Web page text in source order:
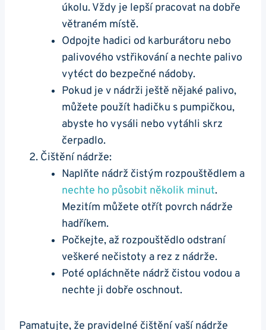
úkolu. Vždy‍ je lepší pracovat na⁣ dobře
větraném místě.
Odpojte hadici od karburátoru nebo
palivového vstřikování a nechte​ palivo
vytéct ‌do bezpečné ​nádoby.
Pokud je v nádrži ještě nějaké‍ palivo,⁣
můžete ⁤použít hadičku s pumpičkou,
abyste ho​ vysáli nebo ⁤vytáhli skrz
⁢čerpadlo.
Čištění nádrže:
Naplňte ‍nádrž čistým rozpouštědlem a‍
nechte ho působit ⁤několik minut.​
Mezitím⁢ můžete otřít ⁤povrch nádrže
hadříkem.
Počkejte, až rozpouštědlo odstraní⁢
veškeré nečistoty a rez ‌z ​nádrže.
Poté ⁢opláchněte nádrž čistou vodou ⁣a​
nechte ji dobře oschnout.
Pamatujte, že pravidelné čištění vaší ⁢nádrže